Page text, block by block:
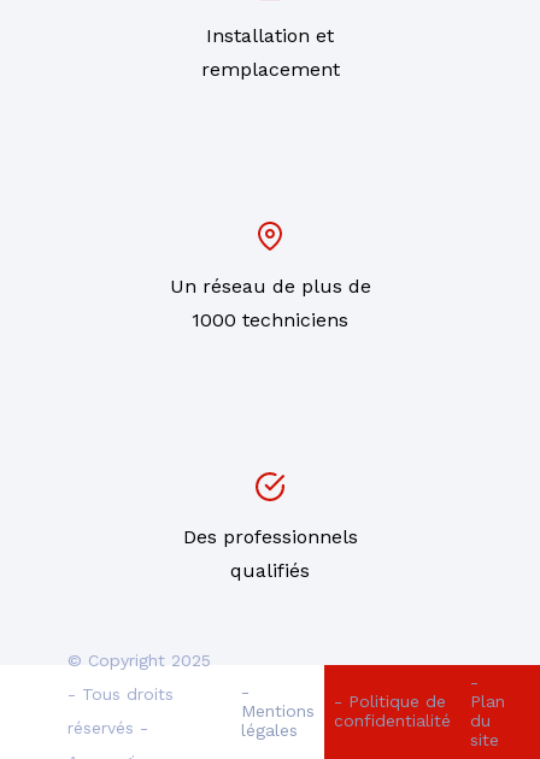
Installation et
remplacement
Un réseau de plus de
1000 techniciens
Des professionnels
qualifiés
© Copyright 2025
- Tous droits
réservés -
-
Mentions
légales
- Politique de
confidentialité
-
Plan
du
site